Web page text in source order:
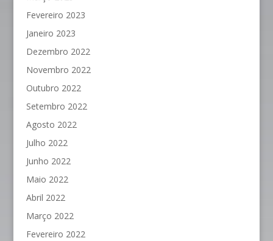
Fevereiro 2023
Janeiro 2023
Dezembro 2022
Novembro 2022
Outubro 2022
Setembro 2022
Agosto 2022
Julho 2022
Junho 2022
Maio 2022
Abril 2022
Março 2022
Fevereiro 2022